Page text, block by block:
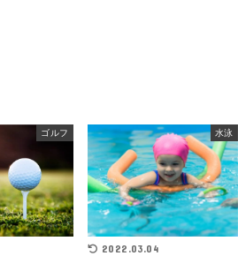
ゴルフ 水泳
2022.03.04